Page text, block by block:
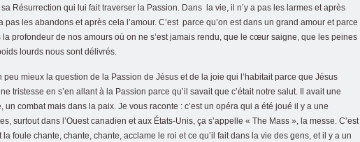
sa Résurrection qui lui fait traverser la Passion. Dans la vie, il n’y a pas les larmes et après
pas les abandons et après cela l’amour. C’est parce qu’on est dans un grand amour et parce
la profondeur de nos amours où on ne s’est jamais rendu, que le cœur saigne, que les peines
lourds nous sont délivrés.
peu mieux la question de la Passion de Jésus et de la joie qui l’habitait parce que Jésus
tristesse en s’en allant à la Passion parce qu’il savait que c’était notre salut. Il avait une
un combat mais dans la paix. Je vous raconte : c’est un opéra qui a été joué il y a une
surtout dans l’Ouest canadien et aux États-Unis, ça s’appelle « The Mass », la messe. C’est
foule chante, chante, chante, acclame le roi et ce qu’il fait dans la vie des gens, et il y a un